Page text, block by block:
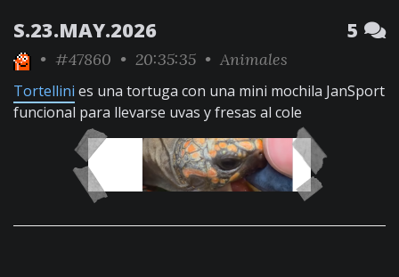
S.23.MAY.2026 5
• #47860 • 20:35:35 • Animales
Tortellini es una tortuga con una mini mochila JanSport
funcional para llevarse uvas y fresas al cole